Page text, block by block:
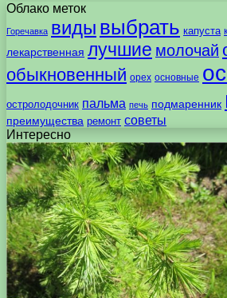
Облако меток
Горечавка виды выбрать капуста
лекарственная лучшие молочай
обыкновенный орех основные
остролодочник пальма печь подмаренник
преимущества ремонт советы
Интересно